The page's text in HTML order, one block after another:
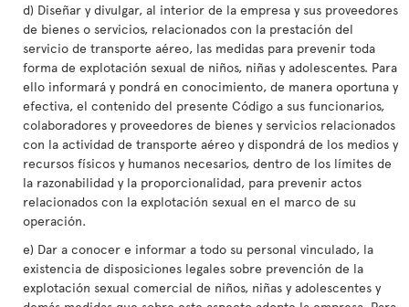
d) Diseñar y divulgar, al interior de la empresa y sus proveedores
de bienes o servicios, relacionados con la prestación del
servicio de transporte aéreo, las medidas para prevenir toda
forma de explotación sexual de niños, niñas y adolescentes. Para
ello informará y pondrá en conocimiento, de manera oportuna y
efectiva, el contenido del presente Código a sus funcionarios,
colaboradores y proveedores de bienes y servicios relacionados
con la actividad de transporte aéreo y dispondrá de los medios y
recursos físicos y humanos necesarios, dentro de los límites de
la razonabilidad y la proporcionalidad, para prevenir actos
relacionados con la explotación sexual en el marco de su
operación.
e) Dar a conocer e informar a todo su personal vinculado, la
existencia de disposiciones legales sobre prevención de la
explotación sexual comercial de niños, niñas y adolescentes y